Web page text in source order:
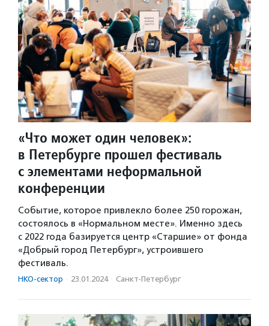
«Что может один человек»:
в Петербурге прошел фестиваль
с элементами неформальной
конференции
Событие, которое привлекло более 250 горожан,
состоялось в «Нормальном месте». Именно здесь
с 2022 года базируется центр «Старшие» от фонда
«Добрый город Петербург», устроившего
фестиваль.
НКО-сектор · 23.01.2024 · Санкт-Петербург